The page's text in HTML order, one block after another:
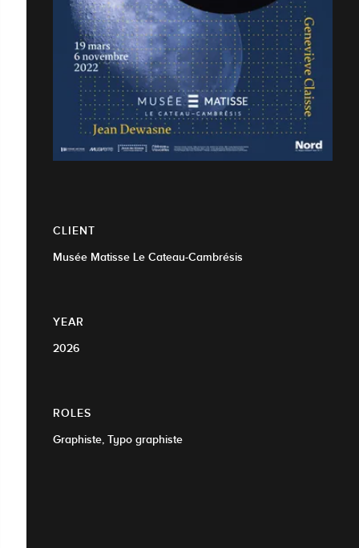
CLIENT
Musée Matisse Le Cateau-Cambrésis
YEAR
2026
ROLES
Graphiste, Typo graphiste